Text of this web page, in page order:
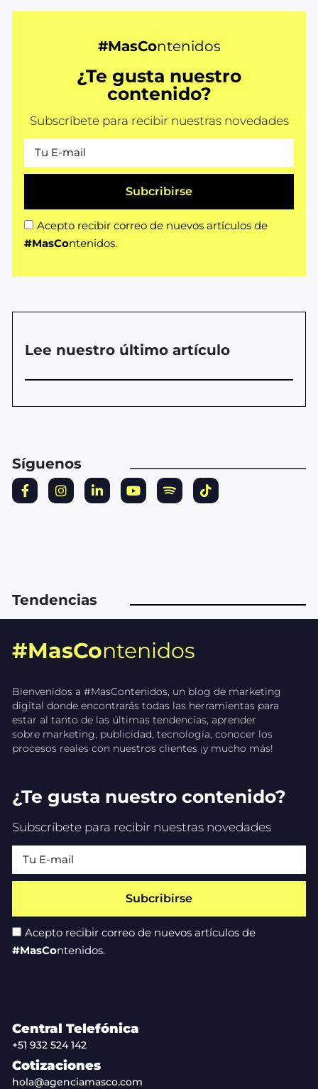
#MasContenidos
¿Te gusta nuestro
contenido?
Subscríbete para recibir nuestras novedades
Acepto recibir correo de nuevos artículos de
#MasContenidos.
Subcribirse
Lee nuestro último artículo
Síguenos
Tendencias
#MasContenidos
Bienvenidos a #MasContenidos, un blog de marketing
digital donde encontrarás todas las herramientas para
estar al tanto de las últimas tendencias, aprender
sobre marketing, publicidad, tecnología, conocer los
procesos reales con nuestros clientes ¡y mucho más!
¿Te gusta nuestro contenido?
Subscríbete para recibir nuestras novedades
Acepto recibir correo de nuevos artículos de
#MasContenidos.
Subcribirse
Central Telefónica
+51 932 524 142
Cotizaciones
hola@agenciamasco.com